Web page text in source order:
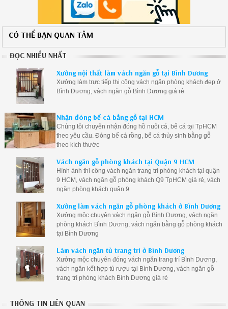
CÓ THỂ BẠN QUAN TÂM
ĐỌC NHIỀU NHẤT
Xưởng nội thất làm vách ngăn gỗ tại Bình Dương
Xưởng làm trực tiếp thi công vách ngăn phòng khách đẹp ở
Bình Dương, vách ngăn gỗ Bình Dương giá rẻ
Nhận đóng bể cá bằng gỗ tại HCM
Chúng tôi chuyên nhận đóng hồ nuôi cá, bể cá tại TpHCM
theo yêu cầu. Đóng bể cá rồng, bể cá thủy sinh bằng gỗ
theo kích thước
Vách ngăn gỗ phòng khách tại Quận 9 HCM
Hình ảnh thi công vách ngăn trang trí phòng khách tại quận
9 HCM, vách ngăn gỗ phòng khách Q9 TpHCM giá rẻ, vách
ngăn phòng khách quận 9
Xưởng làm vách ngăn gỗ phòng khách ở Bình Dương
Xưởng mộc chuyên vách ngăn gỗ Bình Dương, vách ngăn
phòng khách Bình Dương, vách ngăn bằng gỗ phòng khách
tại Bình Dương
Làm vách ngăn tủ trang trí ở Bình Dương
Xưởng mộc chuyên đóng vách ngăn trang trí Bình Dương,
vách ngăn kết hợp tủ rượu tại Bình Dương, vách ngăn gỗ
trang trí phòng khách Bình Dương giá rẻ
THÔNG TIN LIÊN QUAN